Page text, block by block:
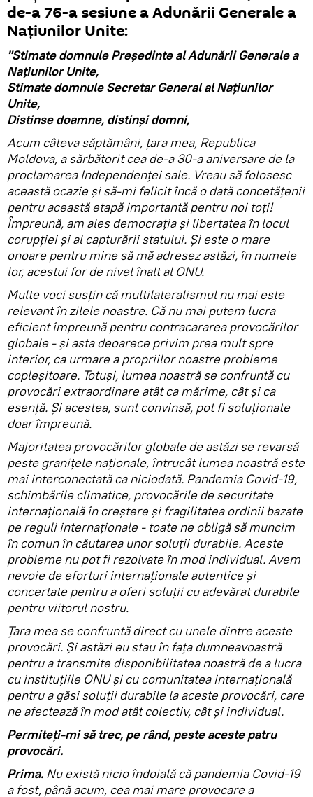
de-a 76-a sesiune a Adunării Generale a
Națiunilor Unite:
"Stimate domnule Președinte al Adunării Generale a
Națiunilor Unite,
Stimate domnule Secretar General al Națiunilor
Unite,
Distinse doamne, distinși domni,
Acum câteva săptămâni, țara mea, Republica
Moldova, a sărbătorit cea de-a 30-a aniversare de la
proclamarea Independenței sale. Vreau să folosesc
această ocazie și să-mi felicit încă o dată concetățenii
pentru această etapă importantă pentru noi toți!
Împreună, am ales democrația și libertatea în locul
corupției și al capturării statului. Și este o mare
onoare pentru mine să mă adresez astăzi, în numele
lor, acestui for de nivel înalt al ONU.
Multe voci susțin că multilateralismul nu mai este
relevant în zilele noastre. Că nu mai putem lucra
eficient împreună pentru contracararea provocărilor
globale - și asta deoarece privim prea mult spre
interior, ca urmare a propriilor noastre probleme
copleșitoare. Totuși, lumea noastră se confruntă cu
provocări extraordinare atât ca mărime, cât și ca
esență. Și acestea, sunt convinsă, pot fi soluționate
doar împreună.
Majoritatea provocărilor globale de astăzi se revarsă
peste granițele naționale, întrucât lumea noastră este
mai interconectată ca niciodată. Pandemia Covid-19,
schimbările climatice, provocările de securitate
internațională în creștere și fragilitatea ordinii bazate
pe reguli internaționale - toate ne obligă să muncim
în comun în căutarea unor soluții durabile. Aceste
probleme nu pot fi rezolvate în mod individual. Avem
nevoie de eforturi internaționale autentice și
concertate pentru a oferi soluții cu adevărat durabile
pentru viitorul nostru.
Țara mea se confruntă direct cu unele dintre aceste
provocări. Și astăzi eu stau în fața dumneavoastră
pentru a transmite disponibilitatea noastră de a lucra
cu instituțiile ONU și cu comunitatea internațională
pentru a găsi soluții durabile la aceste provocări, care
ne afectează în mod atât colectiv, cât și individual.
Permiteți-mi să trec, pe rând, peste aceste patru
provocări.
Prima. Nu există nicio îndoială că pandemia Covid-19
a fost, până acum, cea mai mare provocare a